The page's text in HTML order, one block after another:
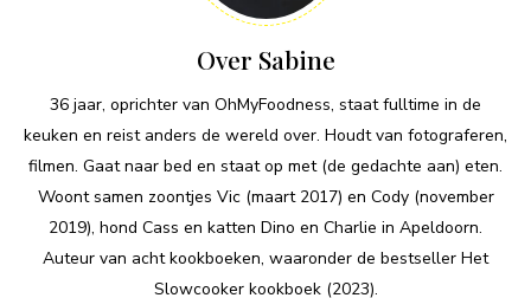
Over Sabine
36 jaar, oprichter van OhMyFoodness, staat fulltime in de
keuken en reist anders de wereld over. Houdt van fotograferen,
filmen. Gaat naar bed en staat op met (de gedachte aan) eten.
Woont samen zoontjes Vic (maart 2017) en Cody (november
2019), hond Cass en katten Dino en Charlie in Apeldoorn.
Auteur van acht kookboeken, waaronder de bestseller Het
Slowcooker kookboek (2023).